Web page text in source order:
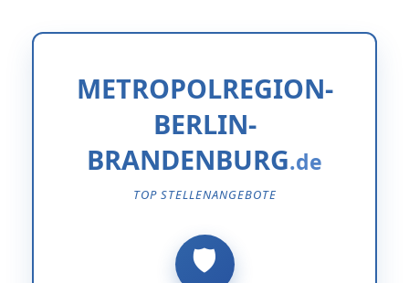
METROPOLREGION-
BERLIN-
BRANDENBURG
TOP STELLENANGEBOTE